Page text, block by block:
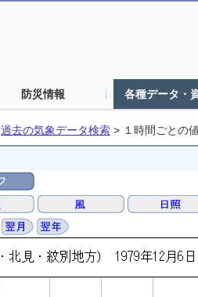
防災情報 各種データ・
過去の気象データ検索 > １時間ごとの